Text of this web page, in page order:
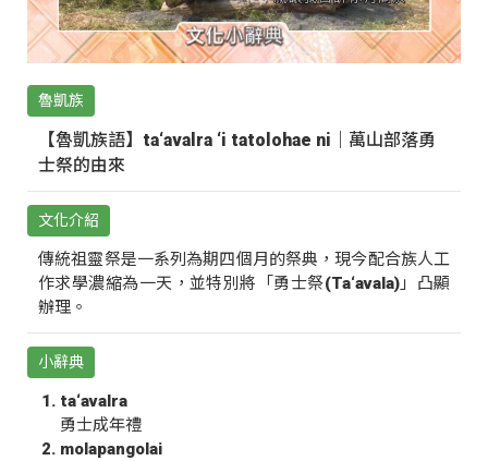
魯凱族
【魯凱族語】ta‘avalra ‘i tatolohae ni｜萬山部落勇
士祭的由來
文化介紹
傳統祖靈祭是一系列為期四個月的祭典，現今配合族人工
作求學濃縮為一天，並特別將「勇士祭(Ta‘avala)」凸顯
辦理。
小辭典
ta‘avalra
勇士成年禮
molapangolai